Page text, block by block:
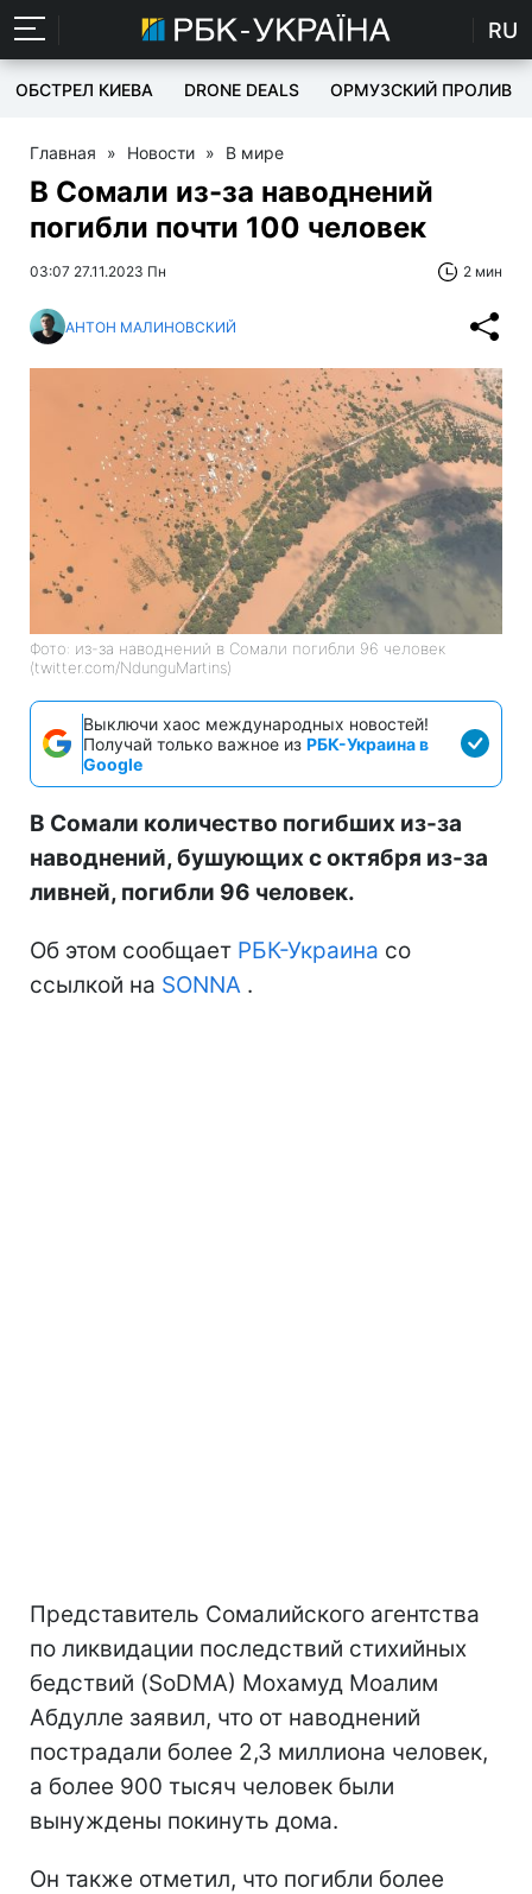
RU
ОБСТРЕЛ КИЕВА DRONE DEALS ОРМУЗСКИЙ ПРОЛИВ
Главная » Новости » В мире
В Сомали из-за наводнений
погибли почти 100 человек
03:07 27.11.2023 Пн 2 мин
АНТОН МАЛИНОВСКИЙ
Фото: из-за наводнений в Сомали погибли 96 человек
(twitter.com/NdunguMartins)
Выключи хаос международных новостей!
Получай только важное из РБК-Украина в
Google
В Сомали количество погибших из-за
наводнений, бушующих с октября из-за
ливней, погибли 96 человек.
Об этом сообщает РБК-Украина со
ссылкой на SONNA .
Представитель Сомалийского агентства
по ликвидации последствий стихийных
бедствий (SoDMA) Мохамуд Моалим
Абдулле заявил, что от наводнений
пострадали более 2,3 миллиона человек,
а более 900 тысяч человек были
вынуждены покинуть дома.
Он также отметил, что погибли более